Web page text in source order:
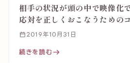
相手の状況が頭の中で映像
応対を正しくおこなうための
2019年10月31日
続きを読む